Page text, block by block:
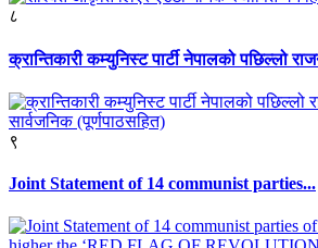
८
क्रान्तिकारी कम्युनिस्ट पार्टी नेपालको पछिल्लो
९
Joint Statement of 14 communist parties...